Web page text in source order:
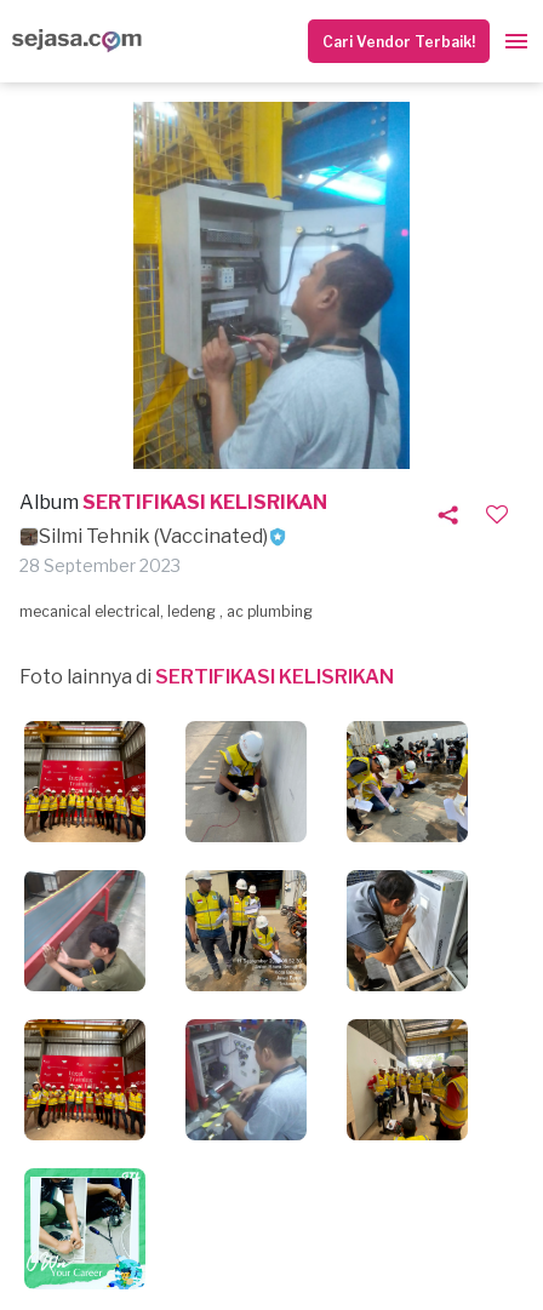
Cari Vendor Terbaik!
Album SERTIFIKASI KELISRIKAN
Silmi Tehnik (Vaccinated)
28 September 2023
mecanical electrical, ledeng , ac plumbing
Foto lainnya di SERTIFIKASI KELISRIKAN